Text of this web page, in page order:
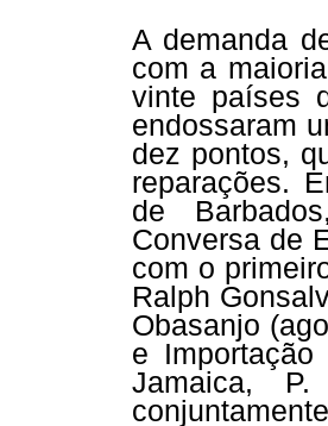
A demanda
com a
vinte países
endossaram
dez pontos,
reparações.
de
Conversa de
com o
Ralph
Obasanjo
e
Jamaica,